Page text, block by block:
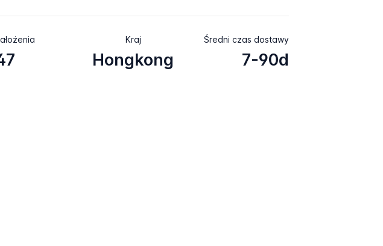
Kraj
Hongkong
Średni czas dostawy
7-90d